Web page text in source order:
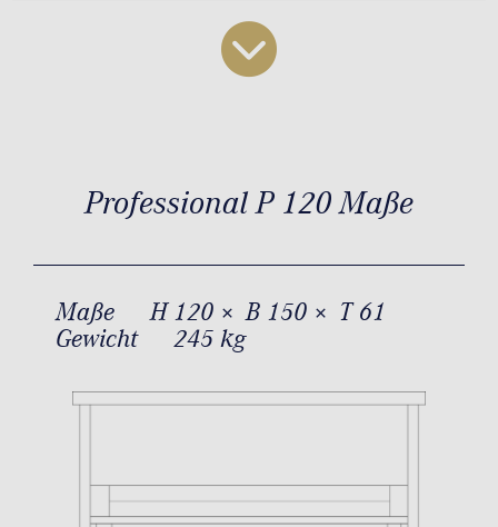
Professional P 120 Maße
Maße
H 120 × B 150 × T 61
Gewicht
245 kg